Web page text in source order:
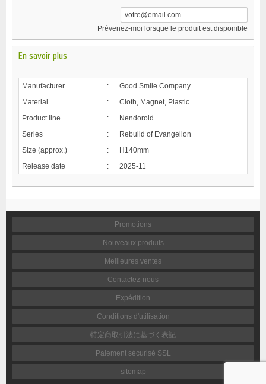
Prévenez-moi lorsque le produit est disponible
En savoir plus
Manufacturer :
Good Smile Company
Material
:
Cloth, Magnet, Plastic
Product line
:
Nendoroid
Series
:
Rebuild of Evangelion
Size (approx.)
:
H140mm
Release date
: 2025-11
Promotions
Nouveaux produits
Meilleures ventes
Contactez-nous
Expédition
Conditions d'utilisation
特定商取引法に基づく表記
Paiement sécurisé SSL
sitemap